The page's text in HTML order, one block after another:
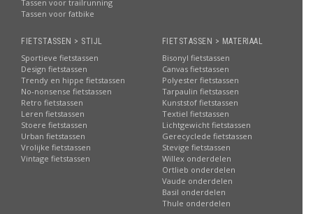
Tassen voor trailrunning
Tassen voor fatbike
FIETSTASSEN > STIJL
Sportieve fietstassen
Design fietstassen
Trendy en hippe fietstassen
No-nonsense fietstassen
Retro fietstassen
Leren fietstassen
Stoere fietstassen
Urban fietstassen
Vrolijke fietstassen
Vintage fietstassen
FIETSTASSEN > MATERIAAL
Bisonyl fietstassen
Canvas fietstassen
Polyester fietstassen
Tarpaulin fietstassen
Kunststof fietstassen
Textiel fietstassen
Lichtgewicht fietstassen
Gerecyclede fietstassen
Stevige fietstassen
Willex onderdelen
Ortlieb onderdelen
Vaude onderdelen
Basil onderdelen
Thule onderdelen